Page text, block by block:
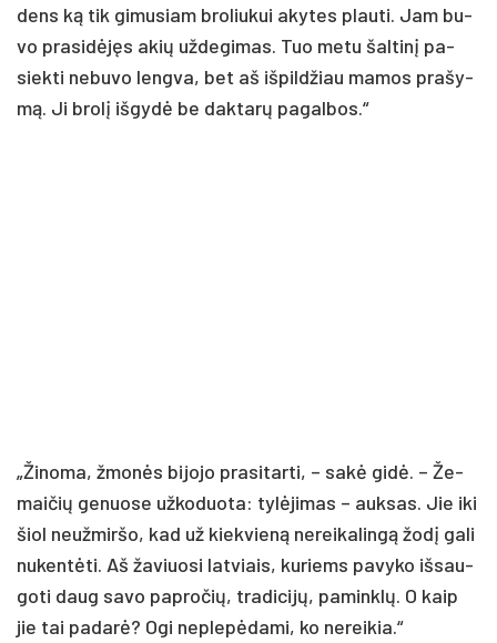
dens ką tik gi­mu­siam bro­liu­kui aky­tes plau­ti. Jam bu­
vo pra­si­dė­jęs akių už­de­gi­mas. Tuo me­tu šal­ti­nį pa­
siek­ti ne­bu­vo leng­va, bet aš iš­pil­džiau ma­mos pra­šy­
mą. Ji bro­lį iš­gy­dė be dak­ta­rų pa­gal­bos.“
„Ži­no­ma, žmo­nės bi­jo­jo pra­si­tar­ti, – sa­kė gi­dė. – Že­
mai­čių ge­nuo­se už­ko­duo­ta: ty­lė­ji­mas – auk­sas. Jie iki
šiol neuž­mir­šo, kad už kiek­vie­ną ne­rei­ka­lin­gą žo­dį ga­li
nu­ken­tė­ti. Aš ža­viuo­si lat­viais, ku­riems pa­vy­ko iš­sau­
go­ti daug sa­vo pa­pro­čių, tra­di­ci­jų, pa­mink­lų. O kaip
jie tai pa­da­rė? Ogi ne­ple­pė­da­mi, ko ne­rei­kia.“